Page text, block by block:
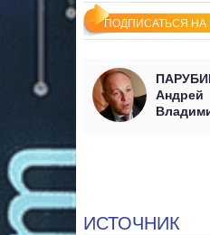
ПОДПИСАТЬСЯ НА
Андрей
ИСТОЧНИК